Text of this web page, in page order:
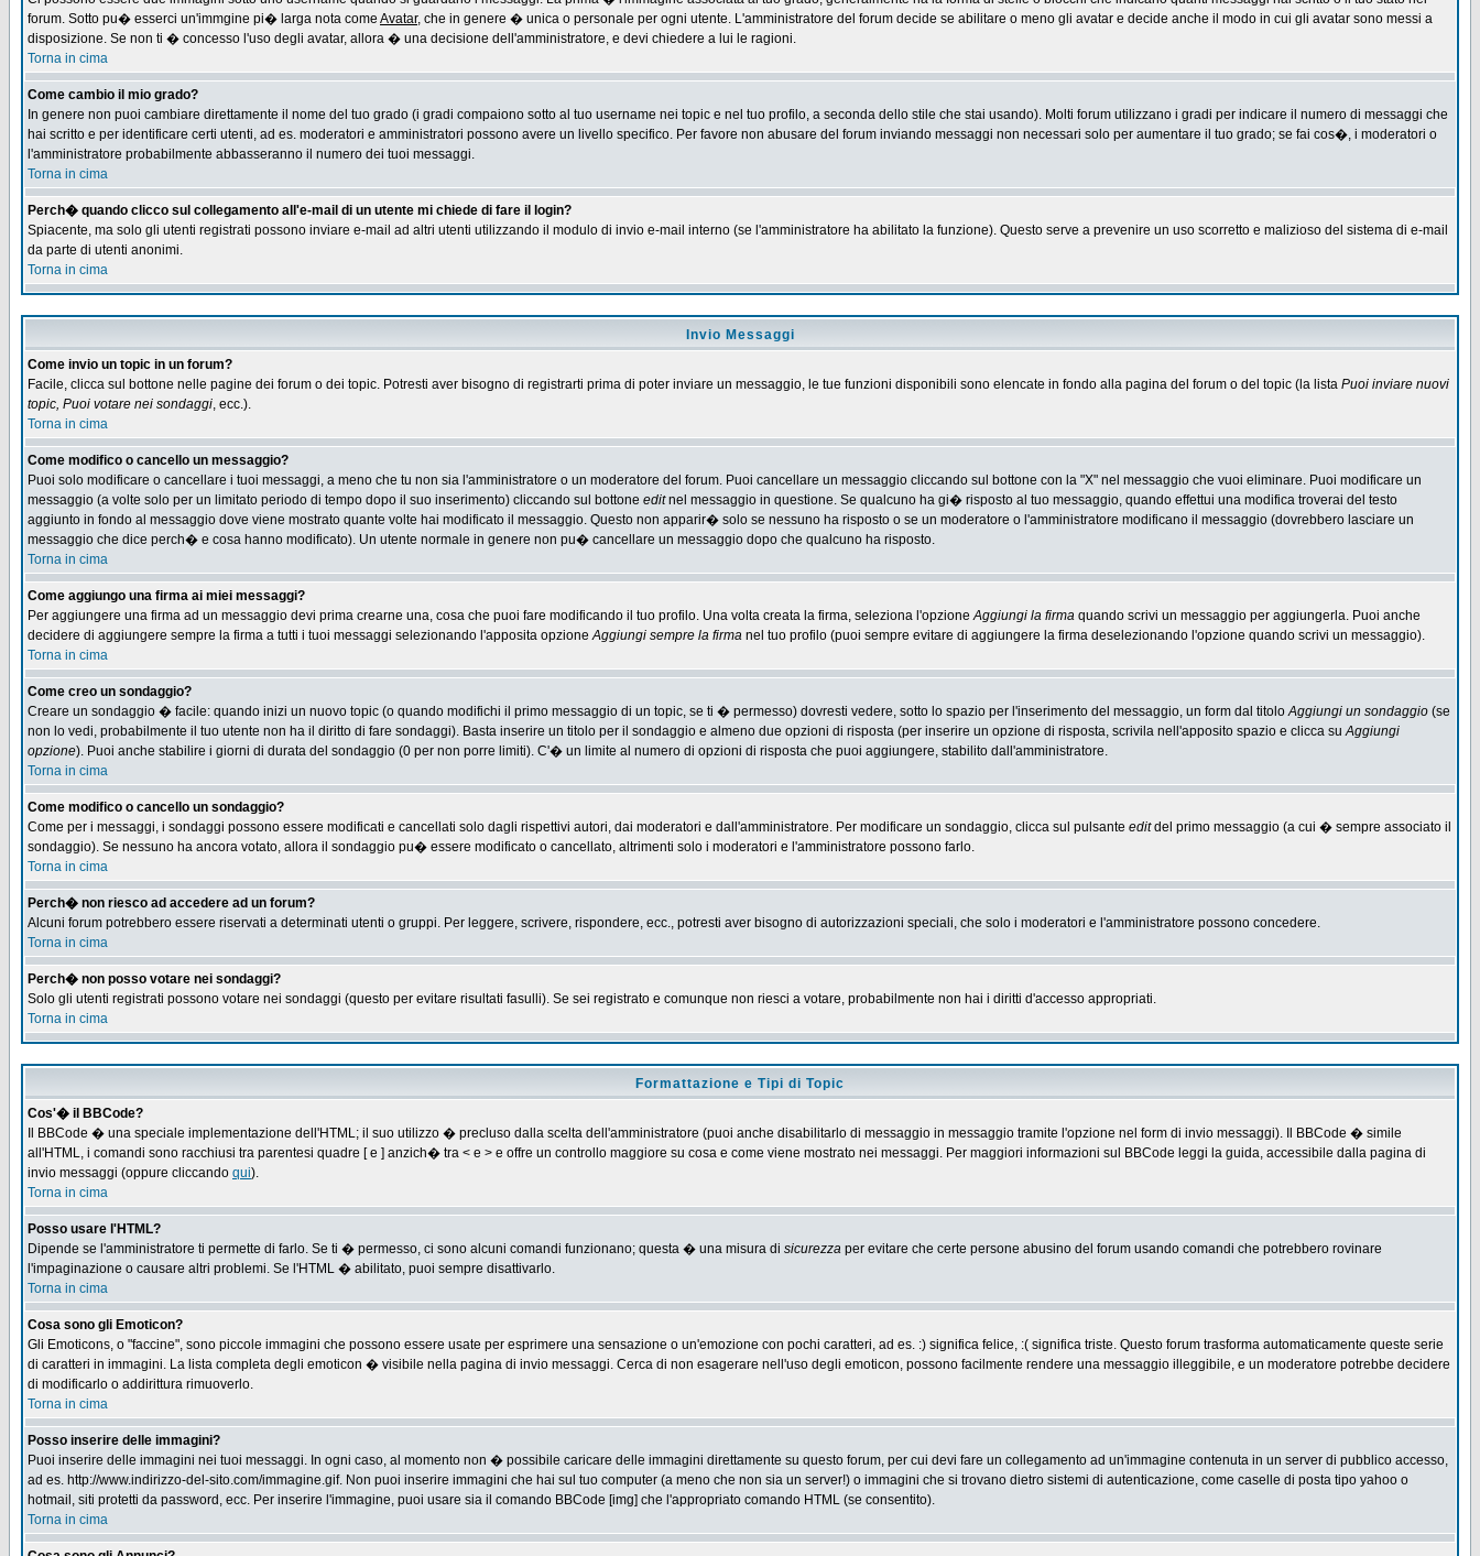
forum. Sotto pu� esserci un'immgine pi� larga nota come Avatar, che in genere � unica o personale per ogni utente. L'amministratore del forum decide se abilitare o meno gli avatar e decide anche il modo in cui gli avatar sono messi a
disposizione. Se non ti � concesso l'uso degli avatar, allora � una decisione dell'amministratore, e devi chiedere a lui le ragioni.
Torna in cima
Come cambio il mio grado?
In genere non puoi cambiare direttamente il nome del tuo grado (i gradi compaiono sotto al tuo username nei topic e nel tuo profilo, a seconda dello stile che stai usando). Molti forum utilizzano i gradi per indicare il numero di messaggi che
hai scritto e per identificare certi utenti, ad es. moderatori e amministratori possono avere un livello specifico. Per favore non abusare del forum inviando messaggi non necessari solo per aumentare il tuo grado; se fai cos�, i moderatori o
l'amministratore probabilmente abbasseranno il numero dei tuoi messaggi.
Torna in cima
Perch� quando clicco sul collegamento all'e-mail di un utente mi chiede di fare il login?
Spiacente, ma solo gli utenti registrati possono inviare e-mail ad altri utenti utilizzando il modulo di invio e-mail interno (se l'amministratore ha abilitato la funzione). Questo serve a prevenire un uso scorretto e malizioso del sistema di e-mail
da parte di utenti anonimi.
Torna in cima
Invio Messaggi
Come invio un topic in un forum?
Facile, clicca sul bottone nelle pagine dei forum o dei topic. Potresti aver bisogno di registrarti prima di poter inviare un messaggio, le tue funzioni disponibili sono elencate in fondo alla pagina del forum o del topic (la lista Puoi inviare nuovi
topic, Puoi votare nei sondaggi, ecc.).
Torna in cima
Come modifico o cancello un messaggio?
Puoi solo modificare o cancellare i tuoi messaggi, a meno che tu non sia l'amministratore o un moderatore del forum. Puoi cancellare un messaggio cliccando sul bottone con la "X" nel messaggio che vuoi eliminare. Puoi modificare un
messaggio (a volte solo per un limitato periodo di tempo dopo il suo inserimento) cliccando sul bottone editnel messaggio in questione. Se qualcuno ha gi� risposto al tuo messaggio, quando effettui una modifica troverai del testo
aggiunto in fondo al messaggio dove viene mostrato quante volte hai modificato il messaggio. Questo non apparir� solo se nessuno ha risposto o se un moderatore o l'amministratore modificano il messaggio (dovrebbero lasciare un
messaggio che dice perch� e cosa hanno modificato). Un utente normale in genere non pu� cancellare un messaggio dopo che qualcuno ha risposto.
Torna in cima
Come aggiungo una firma ai miei messaggi?
Per aggiungere una firma ad un messaggio devi prima crearne una, cosa che puoi fare modificando il tuo profilo. Una volta creata la firma, seleziona l'opzioneAggiungi la firma quando scrivi un messaggio per aggiungerla. Puoi anche
decidere di aggiungere sempre la firma a tutti i tuoi messaggi selezionando l'apposita opzioneAggiungi sempre la firma nel tuo profilo (puoi sempre evitare di aggiungere la firma deselezionando l'opzione quando scrivi un messaggio).
Torna in cima
Come creo un sondaggio?
Creare un sondaggio � facile: quando inizi un nuovo topic (o quando modifichi il primo messaggio di un topic, se ti � permesso) dovresti vedere, sotto lo spazio per l'inserimento del messaggio, un form dal titoloAggiungi un sondaggio (se
non lo vedi, probabilmente il tuo utente non ha il diritto di fare sondaggi). Basta inserire un titolo per il sondaggio e almeno due opzioni di risposta (per inserire un opzione di risposta, scrivila nell'apposito spazio e clicca suAggiungi
opzione). Puoi anche stabilire i giorni di durata del sondaggio (0 per non porre limiti). C'� un limite al numero di opzioni di risposta che puoi aggiungere, stabilito dall'amministratore.
Torna in cima
Come modifico o cancello un sondaggio?
Come per i messaggi, i sondaggi possono essere modificati e cancellati solo dagli rispettivi autori, dai moderatori e dall'amministratore. Per modificare un sondaggio, clicca sul pulsante editdel primo messaggio (a cui � sempre associato il
sondaggio). Se nessuno ha ancora votato, allora il sondaggio pu� essere modificato o cancellato, altrimenti solo i moderatori e l'amministratore possono farlo.
Torna in cima
Perch� non riesco ad accedere ad un forum?
Alcuni forum potrebbero essere riservati a determinati utenti o gruppi. Per leggere, scrivere, rispondere, ecc., potresti aver bisogno di autorizzazioni speciali, che solo i moderatori e l'amministratore possono concedere.
Torna in cima
Perch� non posso votare nei sondaggi?
Solo gli utenti registrati possono votare nei sondaggi (questo per evitare risultati fasulli). Se sei registrato e comunque non riesci a votare, probabilmente non hai i diritti d'accesso appropriati.
Torna in cima
Formattazione e Tipi di Topic
Cos'� il BBCode?
Il BBCode � una speciale implementazione dell'HTML; il suo utilizzo � precluso dalla scelta dell'amministratore (puoi anche disabilitarlo di messaggio in messaggio tramite l'opzione nel form di invio messaggi). Il BBCode � simile
all'HTML, i comandi sono racchiusi tra parentesi quadre [ e ] anzich� tra < e > e offre un controllo maggiore su cosa e come viene mostrato nei messaggi. Per maggiori informazioni sul BBCode leggi la guida, accessibile dalla pagina di
invio messaggi (oppure cliccando qui).
Torna in cima
Posso usare l'HTML?
Dipende se l'amministratore ti permette di farlo. Se ti � permesso, ci sono alcuni comandi funzionano; questa � una misura di sicurezza per evitare che certe persone abusino del forum usando comandi che potrebbero rovinare
l'impaginazione o causare altri problemi. Se l'HTML � abilitato, puoi sempre disattivarlo.
Torna in cima
Cosa sono gli Emoticon?
Gli Emoticons, o "faccine", sono piccole immagini che possono essere usate per esprimere una sensazione o un'emozione con pochi caratteri, ad es. :) significa felice, :( significa triste. Questo forum trasforma automaticamente queste serie
di caratteri in immagini. La lista completa degli emoticon � visibile nella pagina di invio messaggi. Cerca di non esagerare nell'uso degli emoticon, possono facilmente rendere una messaggio illeggibile, e un moderatore potrebbe decidere
di modificarlo o addirittura rimuoverlo.
Torna in cima
Posso inserire delle immagini?
Puoi inserire delle immagini nei tuoi messaggi. In ogni caso, al momento non � possibile caricare delle immagini direttamente su questo forum, per cui devi fare un collegamento ad un'immagine contenuta in un server di pubblico accesso,
ad es. http://www.indirizzo-del-sito.com/immagine.gif. Non puoi inserire immagini che hai sul tuo computer (a meno che non sia un server!) o immagini che si trovano dietro sistemi di autenticazione, come caselle di posta tipo yahoo o
hotmail, siti protetti da password, ecc. Per inserire l'immagine, puoi usare sia il comando BBCode [img] che l'appropriato comando HTML (se consentito).
Torna in cima